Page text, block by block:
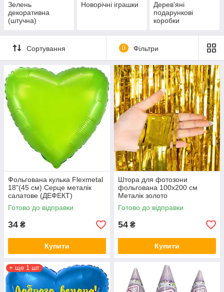
Зелень
декоративна
(штучна)
Новорічні іграшки
Дерев'яні
подарункові
коробки
Сортування 0 Фільтри
Фольгована кулька Flexmetal
18"(45 см) Серце металік
салатове (ДЕФЕКТ)
Готово до відправки
34 ₴
Купити
Штора для фотозони
фольгована 100х200 см
Металік золото
Готово до відправки
54 ₴
Купити
+ ще 1 шт